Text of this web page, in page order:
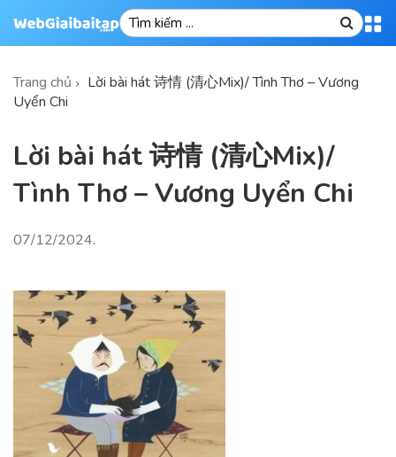
Trang chủ
Lời bài hát 诗情 (清心Mix)/ Tình Thơ – Vương
Uyển Chi
Lời bài hát 诗情 (清心Mix)/
Tình Thơ – Vương Uyển Chi
07/12/2024.